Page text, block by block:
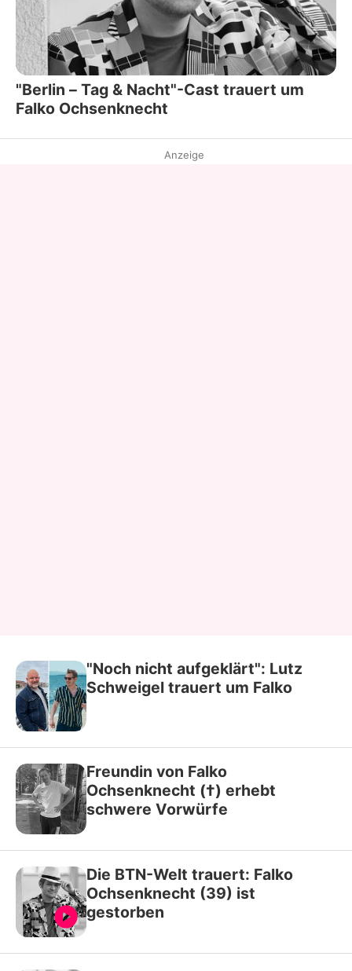
"Berlin – Tag & Nacht"-Cast trauert um
Falko Ochsenknecht
Anzeige
"Noch nicht aufgeklärt": Lutz
Schweigel trauert um Falko
Freundin von Falko
Ochsenknecht (†) erhebt
schwere Vorwürfe
Die BTN-Welt trauert: Falko
Ochsenknecht (39) ist
gestorben